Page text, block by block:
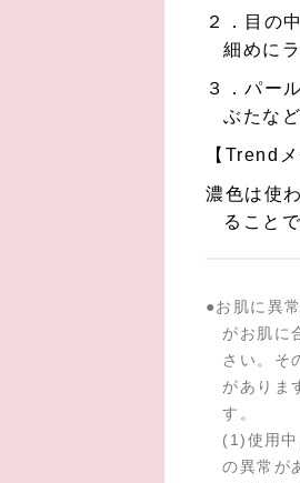
２．目の
細めに
３．パー
ぶたな
【Trendメ
濃色は使
ること
●お肌に異
がお肌に
さい。そ
がありま
す。
(1)使用
の異常が